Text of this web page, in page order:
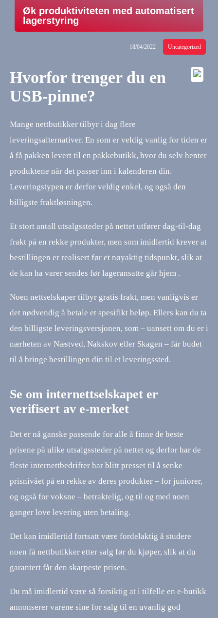
Øk produktiviteten med automatisert
lagerstyring
18/04/2022 Uncategorized
Hvorfor trenger du en
USB-pinne?
Mange nettbutikker tilbyr i dag flere
leveringsalternativer. En som er veldig vanlig for tiden er
å få pakken levert til en pakkebutikk, hvor du selv henter
produktene når det passer inn i kalenderen din.
Leveringstypen er derfor veldig enkel, og også den
billigste fraktløsningen.
Et stort antall utsalgssteder på nettet utfører dag-til-dag
frakt på en rekke produkter, men som imidlertid krever at
bestillingen er realisert før et nøyaktig tidspunkt, slik at
de kan ha varer sendes før lageransatte går hjem .
Noen nettselskaper tilbyr gratis frakt, men vanligvis er
det nødvendig å betale et spesifikt beløp. Ellers kan du ta
den billigste leveringsversjonen, som – uansett om du er i
nærheten av Næstved, Nakskov eller Skagen – får budet
til å bringe bestillingen din til et leveringssted.
Se om internettselskapet er
verifisert av e-merket
Det er nå ganske passende for alle å finne de beste
prisene på ulike utsalgssteder på nettet og derfor har de
fleste internettbedrifter har blitt presset til å senke
prisnivået på en rekke av deres produkter – for juniorer,
og også for voksne – betraktelig, og til og med noen
ganger love levering uten betaling.
Det kan imidlertid fortsatt være fordelaktig å studere
noen få nettbutikker etter salg før du kjøper, slik at du
garantert får den skarpeste prisen.
Du må imidlertid være så forsiktig at i tilfelle en e-butikk
annonserer varene sine for salg til en uvanlig god